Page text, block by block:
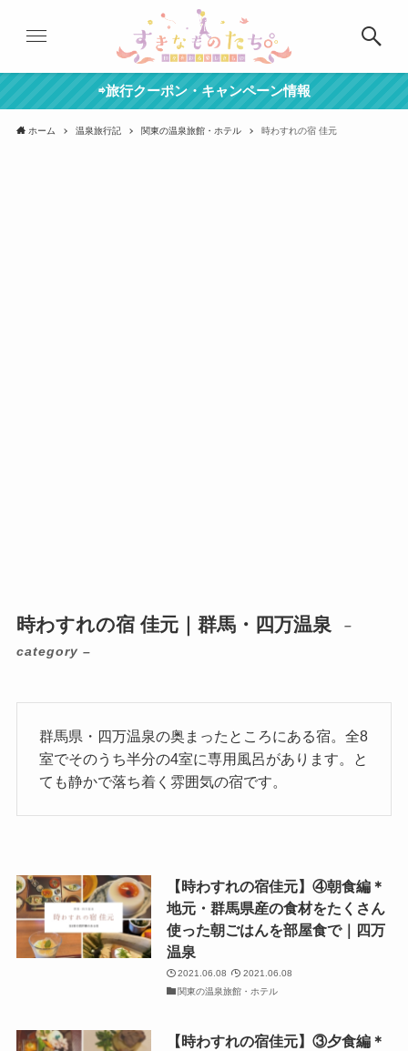
⇨旅行クーポン・キャンペーン情報
ホーム 温泉旅行記 関東の温泉旅館・ホテル 時わすれの宿 佳元
時わすれの宿 佳元｜群馬・四万温泉
–
category –
群馬県・四万温泉の奥まったところにある宿。全8
室でそのうち半分の4室に専用風呂があります。と
ても静かで落ち着く雰囲気の宿です。
【時わすれの宿佳元】④朝食編＊
地元・群馬県産の食材をたくさん
使った朝ごはんを部屋食で｜四万
温泉
2021.06.08
2021.06.08
関東の温泉旅館・ホテル
【時わすれの宿佳元】③夕食編＊